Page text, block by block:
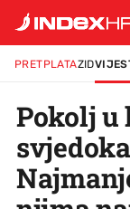
PRETPLATAZID
Pokolj u